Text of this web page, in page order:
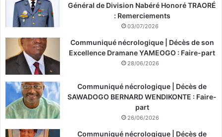
Général de Division Nabéré Honoré TRAORÉ
: Remerciements
03/07/2026
Communiqué nécrologique | Décès de son
Excellence Dramane YAMEOGO : Faire-part
28/06/2026
Communiqué nécrologique | Décès de
SAWADOGO BERNARD WENDIKONTE : Faire-
part
26/06/2026
Communiqué nécrologique | Décès de